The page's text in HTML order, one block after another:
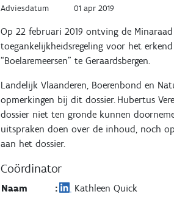
Adviesdatum 01 apr 2019
Op22 februari 2019 ontving de
toegankelijkheidsregeling voor het
“Boelaremeersen” teGeraardsbergen
Landelijk Vlaanderen, Boerenbond en
opmerkingen bij dit dossier. Hubertus
dossier niet ten gronde kunnen
uitspraken doen over de inhoud, noch
aan het dossier.
Coördinator
:
Naam
Kathleen Quick